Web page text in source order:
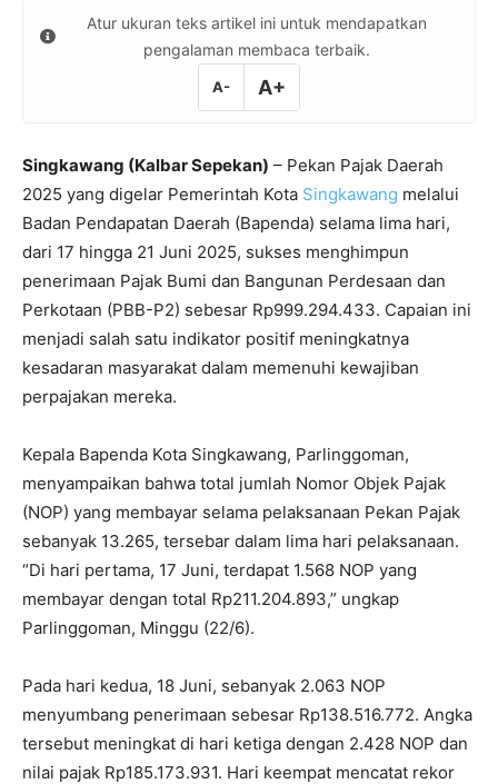
Atur ukuran teks artikel ini untuk mendapatkan
pengalaman membaca terbaik.
A- A+
Singkawang (Kalbar Sepekan) – Pekan Pajak Daerah
2025 yang digelar Pemerintah Kota Singkawang melalui
Badan Pendapatan Daerah (Bapenda) selama lima hari,
dari 17 hingga 21 Juni 2025, sukses menghimpun
penerimaan Pajak Bumi dan Bangunan Perdesaan dan
Perkotaan (PBB-P2) sebesar Rp999.294.433. Capaian ini
menjadi salah satu indikator positif meningkatnya
kesadaran masyarakat dalam memenuhi kewajiban
perpajakan mereka.
Kepala Bapenda Kota Singkawang, Parlinggoman,
menyampaikan bahwa total jumlah Nomor Objek Pajak
(NOP) yang membayar selama pelaksanaan Pekan Pajak
sebanyak 13.265, tersebar dalam lima hari pelaksanaan.
“Di hari pertama, 17 Juni, terdapat 1.568 NOP yang
membayar dengan total Rp211.204.893,” ungkap
Parlinggoman, Minggu (22/6).
Pada hari kedua, 18 Juni, sebanyak 2.063 NOP
menyumbang penerimaan sebesar Rp138.516.772. Angka
tersebut meningkat di hari ketiga dengan 2.428 NOP dan
nilai pajak Rp185.173.931. Hari keempat mencatat rekor